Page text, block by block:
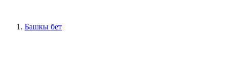
Башкы бет